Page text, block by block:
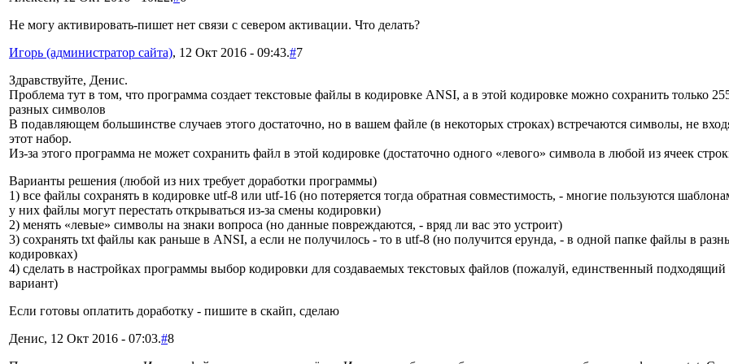
Не могу активировать-пишет нет связи с севером активации. Что делать?
Игорь (администратор сайта), 12 Окт 2016 - 09:43.#7
Здравствуйте, Денис.
Проблема тут в том, что программа создает текстовые файлы в кодировке ANSI, а в этой кодировке можно сохранить только
разных символов
В подавляющем большинстве случаев этого достаточно, но в вашем файле (в некоторых строках) встречаются символы, не
этот набор.
Из-за этого программа не может сохранить файл в этой кодировке (достаточно одного «левого» символа в любой из ячеек
Варианты решения (любой из них требует доработки программы)
1) все файлы сохранять в кодировке utf-8 или utf-16 (но потеряется тогда обратная совместимость, - многие пользуются
у них файлы могут перестать открываться из-за смены кодировки)
2) менять «левые» символы на знаки вопроса (но данные повреждаются, - вряд ли вас это устроит)
3) сохранять txt файлы как раньше в ANSI, а если не получилось - то в utf-8 (но получится ерунда, - в одной папке файлы в
кодировках)
4) сделать в настройках программы выбор кодировки для создаваемых текстовых файлов (пожалуй, единственный подходящий
вариант)
Если готовы оплатить доработку - пишите в скайп, сделаю
Денис, 12 Окт 2016 - 07:03.#8